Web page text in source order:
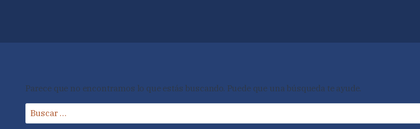
Parece que no encontramos lo que estás buscando. Puede que una búsqueda te ayude.
Buscar: